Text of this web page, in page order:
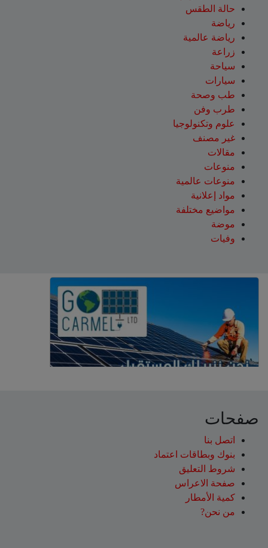
حالة الطقس
رياضة
رياضة عالمية
زراعة
سياحة
سيارات
طب وصحة
طرب وفن
علوم وتكنولوجيا
غير مصنف
مقالات
منوعات
منوعات عالمية
مواد إعلانية
مواضيع مختلفة
موضة
وفيات
صفحات
اتصل بنا
بنوك وبطاقات اعتماد
شروط التعليق‎
صفحة الاعراس
كمية الأمطار
من نحن?